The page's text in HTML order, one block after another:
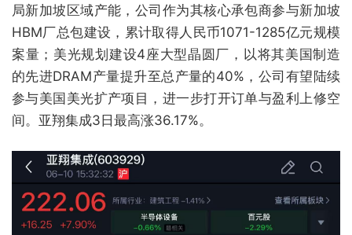
局新加坡区域产能，公司作为其核心承包商参与新加坡
HBM厂总包建设，累计取得人民币1071-1285亿元规模
案量；美光规划建设4座大型晶圆厂，以将其美国制造
的先进DRAM产量提升至总产量的40%，公司有望陆续
参与美国美光扩产项目，进一步打开订单与盈利上修空
间。亚翔集成3日最高涨36.17%。